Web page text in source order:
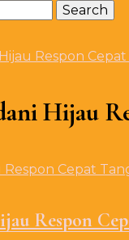
Respon Cepat
Hijau
Respon